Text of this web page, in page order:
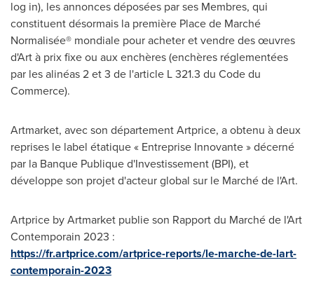
log in), les annonces déposées par ses Membres, qui
constituent désormais la première Place de Marché
Normalisée® mondiale pour acheter et vendre des œuvres
d'Art à prix fixe ou aux enchères (enchères réglementées
par les alinéas 2 et 3 de l'article L 321.3 du Code du
Commerce).
Artmarket, avec son département Artprice, a obtenu à deux
reprises le label étatique « Entreprise Innovante » décerné
par la Banque Publique d'Investissement (BPI), et
développe son projet d'acteur global sur le Marché de l'Art.
Artprice by Artmarket publie son Rapport du Marché de l'Art
Contemporain 2023 :
https://fr.artprice.com/artprice-reports/le-marche-de-lart-
contemporain-2023